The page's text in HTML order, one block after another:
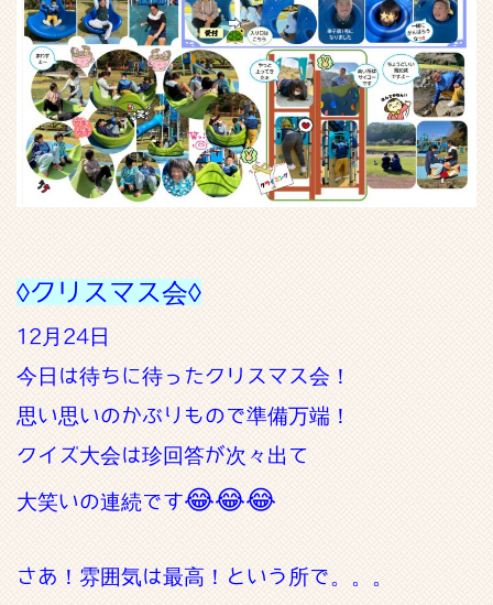
◊クリスマス会◊
12月24日
今日は待ちに待ったクリスマス会！
思い思いのかぶりもので準備万端！
クイズ大会は珍回答が次々出て
大笑いの連続です😂😂😂
さあ！雰囲気は最高！という所で。。。